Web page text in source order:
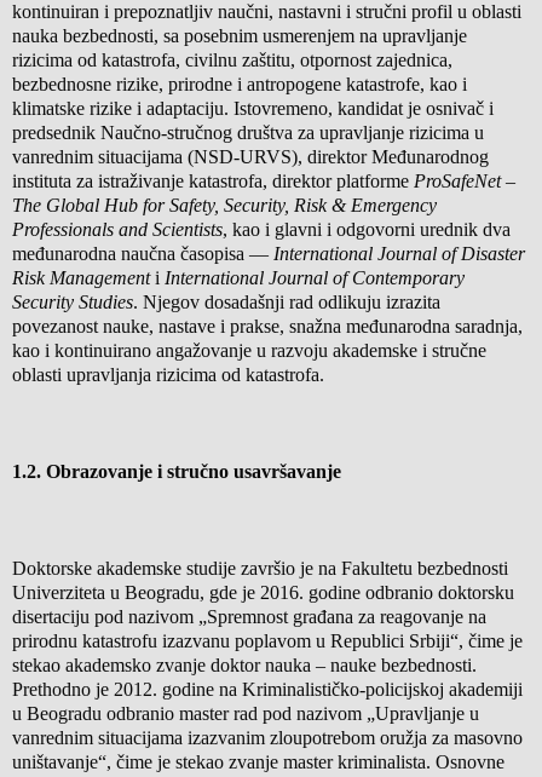
kontinuiran i prepoznatljiv naučni, nastavni i stručni profil u oblasti
nauka bezbednosti, sa posebnim usmerenjem na upravljanje
rizicima od katastrofa, civilnu zaštitu, otpornost zajednica,
bezbednosne rizike, prirodne i antropogene katastrofe, kao i
klimatske rizike i adaptaciju. Istovremeno, kandidat je osnivač i
predsednik Naučno-stručnog društva za upravljanje rizicima u
vanrednim situacijama (NSD-URVS), direktor Međunarodnog
instituta za istraživanje katastrofa, direktor platforme ProSafeNet –
The Global Hub for Safety, Security, Risk & Emergency
Professionals and Scientists, kao i glavni i odgovorni urednik dva
međunarodna naučna časopisa — International Journal of Disaster
Risk Managementi International Journal of Contemporary
Security Studies. Njegov dosadašnji rad odlikuju izrazita
povezanost nauke, nastave i prakse, snažna međunarodna saradnja,
kao i kontinuirano angažovanje u razvoju akademske i stručne
oblasti upravljanja rizicima od katastrofa.
1.2. Obrazovanje i stručno usavršavanje
Doktorske akademske studije završio je na Fakultetu bezbednosti
Univerziteta u Beogradu, gde je 2016. godine odbranio doktorsku
disertaciju pod nazivom „Spremnost građana za reagovanje na
prirodnu katastrofu izazvanu poplavom u Republici Srbiji“, čime je
stekao akademsko zvanje doktor nauka – nauke bezbednosti.
Prethodno je 2012. godine na Kriminalističko-policijskoj akademiji
u Beogradu odbranio master rad pod nazivom „Upravljanje u
vanrednim situacijama izazvanim zloupotrebom oružja za masovno
uništavanje“, čime je stekao zvanje master kriminalista. Osnovne